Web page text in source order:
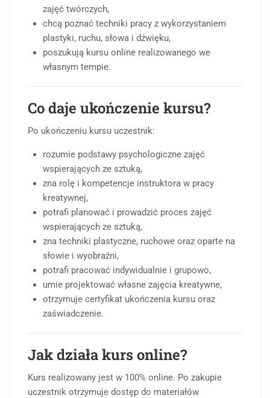
zajęć twórczych,
chcą poznać techniki pracy z wykorzystaniem
plastyki, ruchu, słowa i dźwięku,
poszukują kursu online realizowanego we
własnym tempie.
Co daje ukończenie kursu?
Po ukończeniu kursu uczestnik:
rozumie podstawy psychologiczne zajęć
wspierających ze sztuką,
zna rolę i kompetencje instruktora w pracy
kreatywnej,
potrafi planować i prowadzić proces zajęć
wspierających ze sztuką,
zna techniki plastyczne, ruchowe oraz oparte na
słowie i wyobraźni,
potrafi pracować indywidualnie i grupowo,
umie projektować własne zajęcia kreatywne,
otrzymuje certyfikat ukończenia kursu oraz
zaświadczenie.
Jak działa kurs online?
Kurs realizowany jest w 100% online. Po zakupie
uczestnik otrzymuje dostęp do materiałów